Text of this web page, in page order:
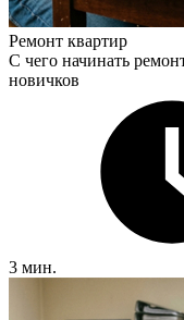
Ремонт квартир
С чего начинать
новичков
3 мин.